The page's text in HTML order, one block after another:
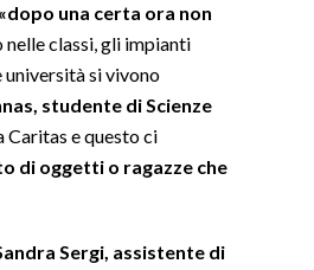
«dopo una certa ora non
nelle classi, gli impianti
si vivono
studente di Scienze
Caritas e questo ci
di oggetti o ragazze che
Sergi, assistente di